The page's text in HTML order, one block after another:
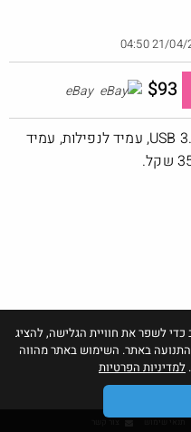
@כרמלהגלבוע
8 · 9· 527
כדי לשפר את חוויית הגלישה, להציג
באתר. השימוש באתר מהווה
למדיניות הפרטיות
$93
eBay
כונן חיצוני נייד, USB 3.0, עמיד לנפילות, עמיד